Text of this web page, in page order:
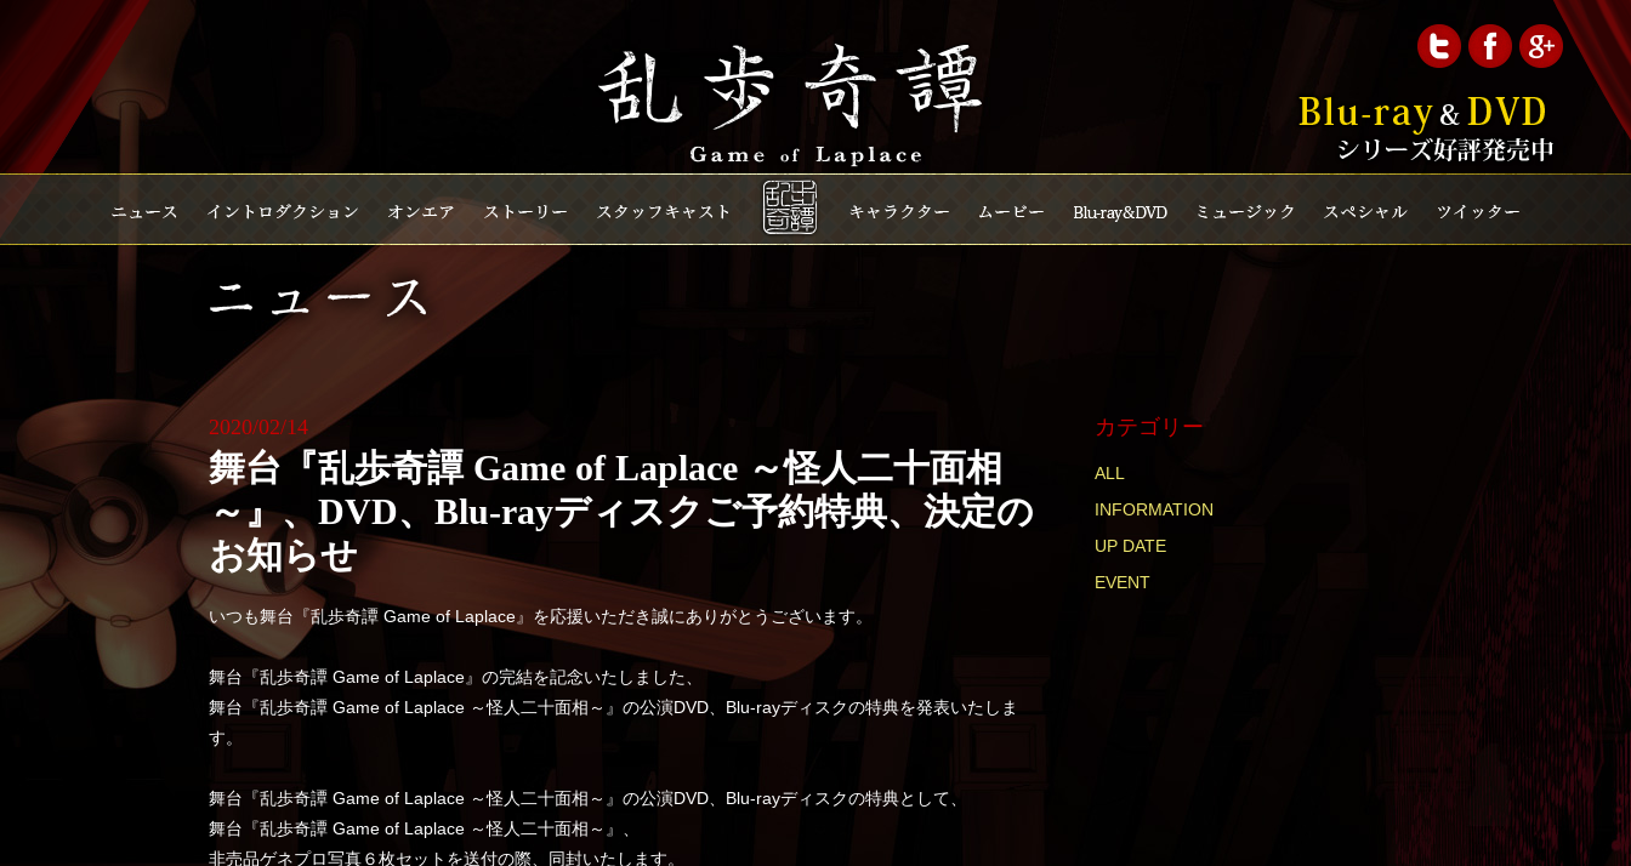
2020/02/14
舞台『乱歩奇譚 Game of Laplace ～怪人二十面相
～』、DVD、Blu-rayディスクご予約特典、決定の
お知らせ
いつも舞台『乱歩奇譚 Game of Laplace』を応援いただき誠にありがとうございます。
舞台『乱歩奇譚 Game of Laplace』の完結を記念いたしました、
舞台『乱歩奇譚 Game of Laplace ～怪人二十面相～』の公演DVD、Blu-rayディスクの特典を発表いたしま
す。
舞台『乱歩奇譚 Game of Laplace ～怪人二十面相～』の公演DVD、Blu-rayディスクの特典として、
舞台『乱歩奇譚 Game of Laplace ～怪人二十面相～』、
非売品ゲネプロ写真６枚セットを送付の際、同封いたします。
カテゴリー
ALL
INFORMATION
UP DATE
EVENT